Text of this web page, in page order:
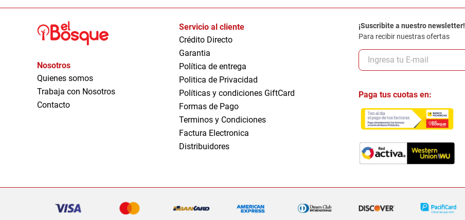
Nosotros
Quienes somos
Trabaja con Nosotros
Contacto
Servicio al cliente
Crédito Directo
Garantia
Política de entrega
Politica de Privacidad
Políticas y condiciones GiftCard
Formas de Pago
Terminos y Condiciones
Factura Electronica
Distribuidores
¡Suscribite a nuestro newsletter!
Para recibir nuestras ofertas
Paga tus cuotas en: